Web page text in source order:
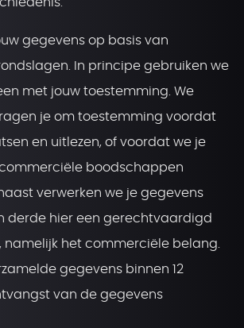
gegevens op basis van
In principe gebruiken we
met jouw toestemming. We
je om toestemming voordat
en uitlezen, of voordat we je
boodschappen
verwerken we je gegevens
derde hier een gerechtvaardigd
namelijk het commerciële belang.
gegevens binnen 12
van de gegevens